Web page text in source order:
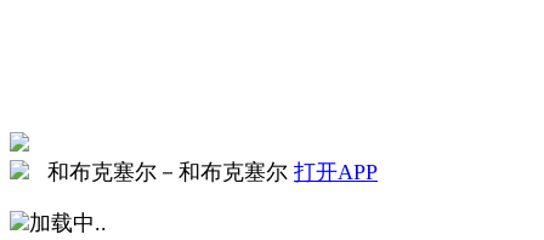
和布克塞尔 － 和布克塞尔 打开APP
加载中..